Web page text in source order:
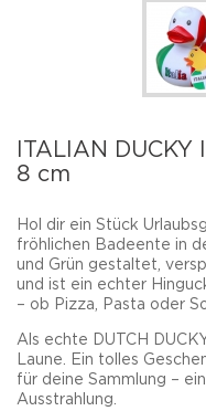
ITALIAN
8 cm
Hol dir ein Stück
fröhlichen Badeente in
und Grün gestaltet,
und ist ein echter
– ob Pizza, Pasta oder
Als echte DUTCH
Laune. Ein tolles
für deine Sammlung –
Ausstrahlung.